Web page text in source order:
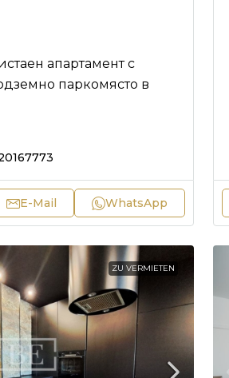
апартамент с
паркомясто в
E-Mail WhatsApp
ZU VERMIETEN